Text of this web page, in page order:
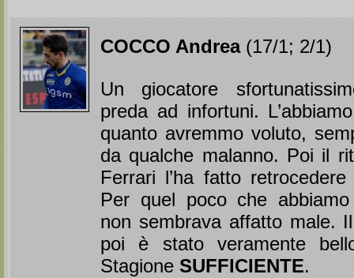
COCCO Andrea (17/1; 2/1)
Un giocatore
preda ad infortuni.
quanto avremmo voluto,
da qualche malanno. Poi il
Ferrari l’ha fatto
Per quel poco che
non sembrava affatto male.
poi è stato veramente
Stagione SUFFICIENTE.